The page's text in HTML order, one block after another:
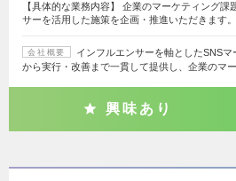
【具体的な業務内容】 企業のマーケティング課
サーを活用した施策を企画・推進いただきます
会社概要
インフルエンサーを軸としたSNS
から実行・改善まで一貫して提供し、企業のマ
興味あり